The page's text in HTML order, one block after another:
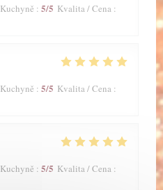
Kuchyně : 5/5 Kvalita / Cena :
Kuchyně : 5/5 Kvalita / Cena :
Kuchyně : 5/5 Kvalita / Cena :